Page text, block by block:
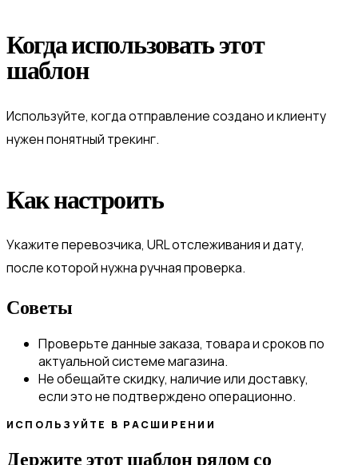
Когда использовать этот
шаблон
Используйте, когда отправление создано и клиенту
нужен понятный трекинг.
Как настроить
Укажите перевозчика, URL отслеживания и дату,
после которой нужна ручная проверка.
Советы
Проверьте данные заказа, товара и сроков по
актуальной системе магазина.
Не обещайте скидку, наличие или доставку,
если это не подтверждено операционно.
ИСПОЛЬЗУЙТЕ В РАСШИРЕНИИ
Держите этот шаблон рядом со